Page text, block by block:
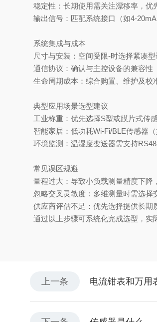
稳定性‌：长期使用需关注漂移率，优
输出信号‌：匹配系统接口（如4-20mA
系统集成与成本‌
尺寸与安装‌：空间受限-时选择紧凑
通信协议‌：确认与主控设备的兼容性
生命周期成本‌：综合购置、维护及校
典型应用场景选型建议
工业称重‌：优先选择S型或膜片式传
智能家居‌：低功耗Wi-Fi/BLE传感器
环境监测‌：温湿度变送器需支持
常见误区规避
量程过大‌：导致小负载测量精度下降
忽略交叉灵敏度‌：多维测量时需选择
供应商评估不足‌：优先选择提供长期
通过以上步骤可系统化完成选型，实
上一条 电流钳表和万用